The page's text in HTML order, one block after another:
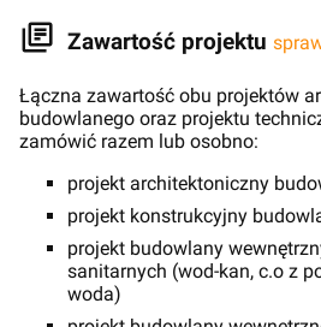
Zawartość projektu
Łączna zawartość obu projektów
budowlanego oraz projektu
zamówić razem lub osobno:
projekt architektoniczny
projekt konstrukcyjny
projekt budowlany
sanitarnych (wod-kan, c.o z
woda)